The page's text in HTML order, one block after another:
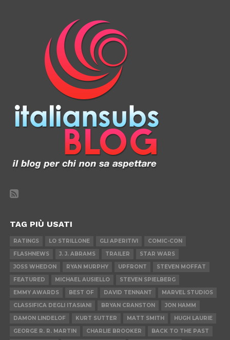
TAG PIÙ USATI
RATINGS LO STRILLONE GLI APERITIVI
COMIC-CON
FLASHNEWS
J. J. ABRAMS TRAILER
STAR WARS
JOSS WHEDON
RYAN MURPHY UPFRONT
STEVEN MOFFAT
FEATURED
MICHAEL AUSIELLO
STEVEN SPIELBERG
EMMY AWARDS
BEST OF DAVID TENNANT
MARVEL STUDIOS
CLASSIFICA DEGLI ITASIANI
BRYAN CRANSTON
JON HAMM
DAMON LINDELOF
KURT SUTTER MATT SMITH
HUGH LAURIE
GEORGE R. R. MARTIN
CHARLIE BROOKER BACK TO THE PAST